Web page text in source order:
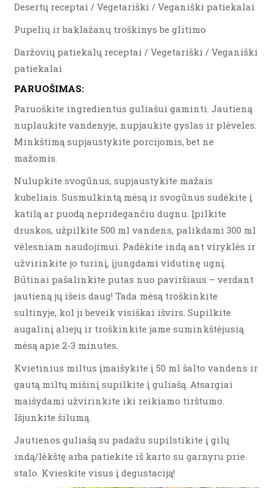
Desertų receptai / Vegetariški / Veganiški patiekalai
Pupelių ir baklažanų troškinys be glitimo
Daržovių patiekalų receptai / Vegetariški / Veganiški
patiekalai
PARUOŠIMAS:
Paruoškite ingredientus guliašui gaminti. Jautieną
nuplaukite vandenyje, nupjaukite gyslas ir plėveles.
Minkštimą supjaustykite porcijomis, bet ne
mažomis.
Nulupkite svogūnus, supjaustykite mažais
kubeliais. Susmulkintą mėsą ir svogūnus sudėkite į
katilą ar puodą nepridegančiu dugnu. Įpilkite
druskos, užpilkite 500 ml vandens, palikdami 300 ml
vėlesniam naudojimui. Padėkite indą ant viryklės ir
užvirinkite jo turinį, įjungdami vidutinę ugnį.
Būtinai pašalinkite putas nuo paviršiaus – verdant
jautieną jų išeis daug! Tada mėsą troškinkite
sultinyje, kol ji beveik visiškai išvirs. Supilkite
augalinį aliejų ir troškinkite jame suminkštėjusią
mėsą apie 2-3 minutes.
Kvietinius miltus įmaišykite į 50 ml šalto vandens ir
gautą miltų mišinį supilkite į guliašą. Atsargiai
maišydami užvirinkite iki reikiamo tirštumo.
Išjunkite šilumą.
Jautienos guliašą su padažu supilstikite į gilų
indą/lėkštę arba patiekite iš karto su garnyru prie
stalo. Kvieskite visus į degustaciją!